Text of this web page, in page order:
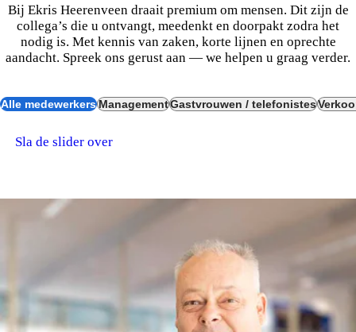
Bij Ekris Heerenveen draait premium om mensen. Dit zijn de
collega’s die u ontvangt, meedenkt en doorpakt zodra het
nodig is. Met kennis van zaken, korte lijnen en oprechte
aandacht. Spreek ons gerust aan — we helpen u graag verder.
Alle medewerkersManagementGastvrouwen / telefonistes
VERANTWOORDELIJK & DICHTBIJ.
Sla de slider over